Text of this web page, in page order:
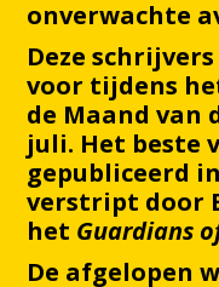
onverwachte
Deze
voor tijdens
de Maand van
juli. Het beste
gepubliceerd
verstript door
het Guardians
De afgelopen